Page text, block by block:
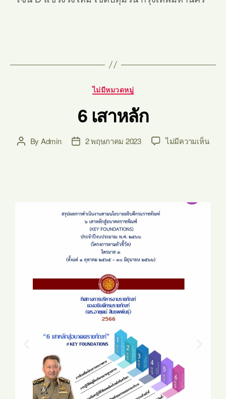
ไม่มีหมวดหมู่
6 เสาหลัก
By Admin 2 พฤษภาคม 2023 ไม่มีความเห็น